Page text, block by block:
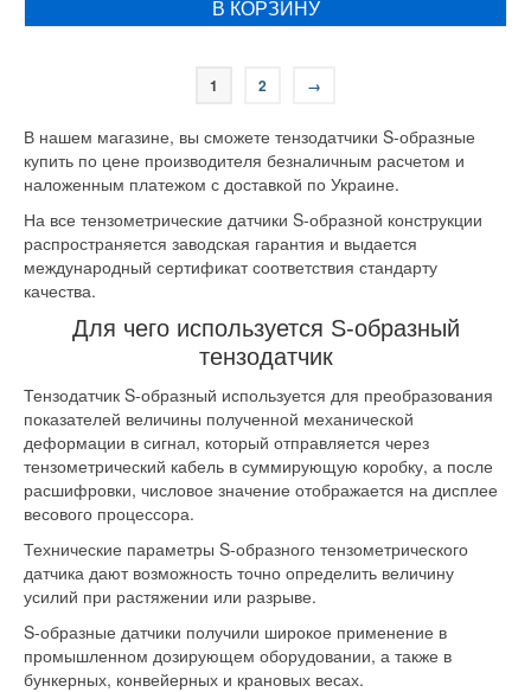
В КОРЗИНУ
1 2 →
В нашем магазине, вы сможете тензодатчики S-образные
купить по цене производителя безналичным расчетом и
наложенным платежом с доставкой по Украине.
На все тензометрические датчики S-образной конструкции
распространяется заводская гарантия и выдается
международный сертификат соответствия стандарту
качества.
Для чего используется S-образный
тензодатчик
Тензодатчик S-образный используется для преобразования
показателей величины полученной механической
деформации в сигнал, который отправляется через
тензометрический кабель в суммирующую коробку, а после
расшифровки, числовое значение отображается на дисплее
весового процессора.
Технические параметры S-образного тензометрического
датчика дают возможность точно определить величину
усилий при растяжении или разрыве.
S-образные датчики получили широкое применение в
промышленном дозирующем оборудовании, а также в
бункерных, конвейерных и крановых весах.